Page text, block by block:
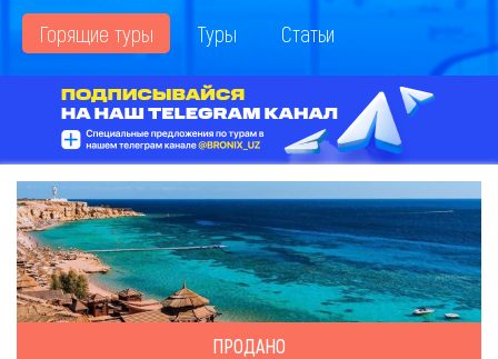
Горящие туры Туры Статьи
ПРОДАНО